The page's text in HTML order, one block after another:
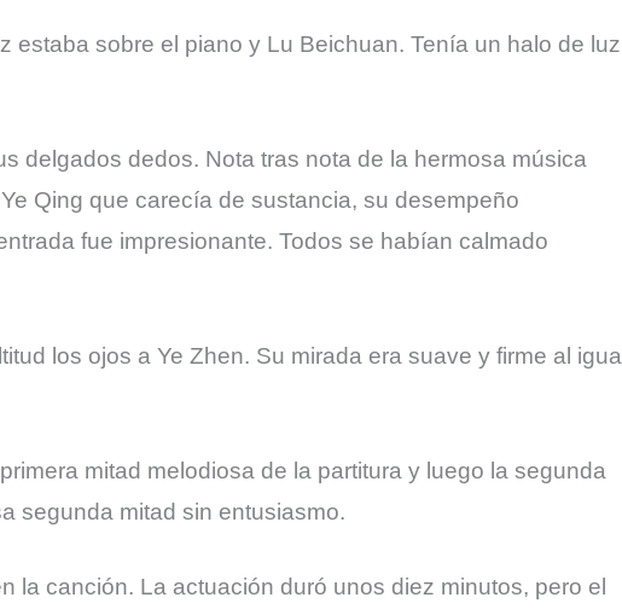
sobre el piano y Lu Beichuan. Tenía un halo de luz
delgados dedos. Nota tras nota de la hermosa música
Qing que carecía de sustancia, su desempeño
fue impresionante. Todos se habían calmado
los ojos a Ye Zhen. Su mirada era suave y firme al igual
mitad melodiosa de la partitura y luego la segunda
segunda mitad sin entusiasmo.
la canción. La actuación duró unos diez minutos, pero el